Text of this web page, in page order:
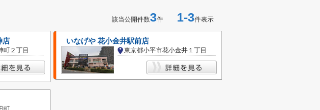
該当公開件数3件 1-3件表示
店
町２丁目
いなげや 花小金井駅前店
東京都小平市花小金井１丁目